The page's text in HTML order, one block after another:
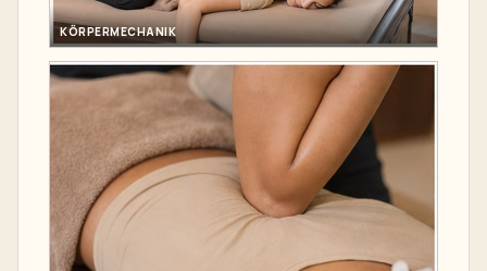
KÖRPERMECHANIK